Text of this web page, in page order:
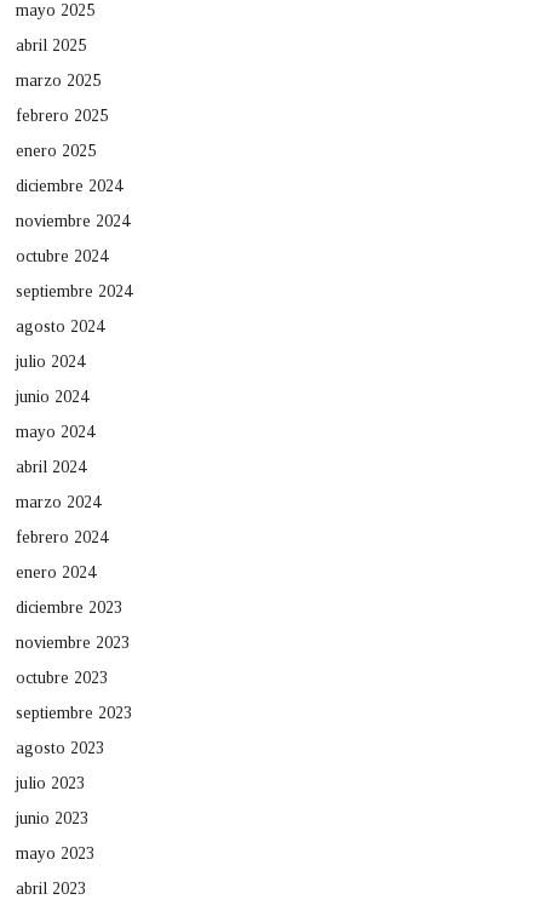
mayo 2025
abril 2025
marzo 2025
febrero 2025
enero 2025
diciembre 2024
noviembre 2024
octubre 2024
septiembre 2024
agosto 2024
julio 2024
junio 2024
mayo 2024
abril 2024
marzo 2024
febrero 2024
enero 2024
diciembre 2023
noviembre 2023
octubre 2023
septiembre 2023
agosto 2023
julio 2023
junio 2023
mayo 2023
abril 2023